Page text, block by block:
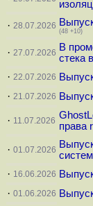
· 28.07.2026
(48 +10)
· 27.07.2026 В
стека
· 22.07.2026
· 21.07.2026
· 11.07.2026 права
· 01.07.2026
· 16.06.2026
· 01.06.2026